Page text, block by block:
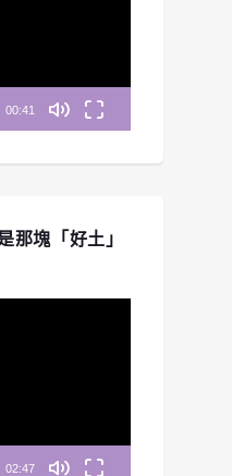
00:41
那塊「好土」
02:47